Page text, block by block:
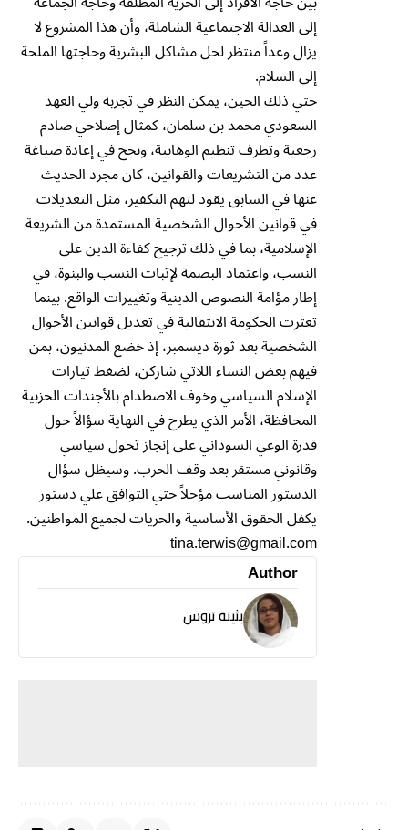
إلى العدالة الاجتماعية الشاملة، وأن هذا المشروع لا
يزال وعداً منتظر لحل مشاكل البشرية وحاجتها الملحة
إلى السلام.
حتي ذلك الحين، يمكن النظر في تجربة ولي العهد
السعودي محمد بن سلمان، كمثال إصلاحي صادم
رجعية وتطرف تنظيم الوهابية، ونجح في إعادة صياغة
عدد من التشريعات والقوانين، كان مجرد الحديث
عنها في السابق يقود لتهم التكفير، مثل التعديلات
في قوانين الأحوال الشخصية المستمدة من الشريعة
الإسلامية، بما في ذلك ترجيح كفاءة الدين على
النسب، واعتماد البصمة لإثبات النسب والبنوة، في
إطار مؤامة النصوص الدينية وتغييرات الواقع. بينما
تعثرت الحكومة الانتقالية في تعديل قوانين الأحوال
الشخصية بعد ثورة ديسمبر، إذ خضع المدنيون، بمن
فيهم بعض النساء اللاتي شاركن، لضغط تيارات
الإسلام السياسي وخوف الاصطدام بالأجندات الحزبية
المحافظة، الأمر الذي يطرح في النهاية سؤالاً حول
قدرة الوعي السوداني على إنجاز تحول سياسي
وقانوني مستقر بعد وقف الحرب. وسيظل سؤال
الدستور المناسب مؤجلاً حتي التوافق علي دستور
يكفل الحقوق الأساسية والحريات لجميع المواطنين.
tina.terwis@gmail.com
Author
بثينة تروس